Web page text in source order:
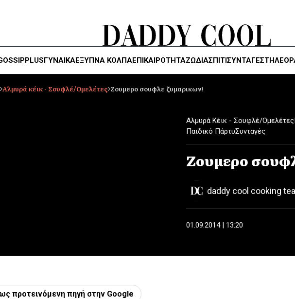
PLUSΓΥΝΑΙΚΑΈΞΥΠΝΑ ΚΌΛΠΑΕΠΙΚΑΙΡΟΤΗΤΑΖΏΔΙΑΣΠΙΤΙΣΥΝΤΑΓΕΣ
Αλμυρά κέικ - Σουφλέ/Ομελέτες Ζουμερο σουφλε ζυμαρικων!
Αλμυρά Κέικ - Σουφλέ/Ομελέτες
Παιδικό ΠάρτυΣυνταγές
Ζουμερο
daddy cool cooking
01.09.2014 | 13:20
προτεινόμενη πηγή στην Google